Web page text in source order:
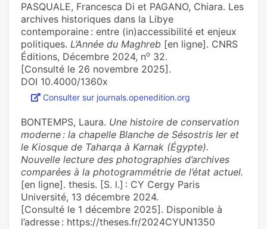
PASQUALE, Francesca Di et PAGANO, Chiara. Les
archives historiques dans la Libye
contemporaine : entre (in)accessibilité et enjeux
politiques. L’Année du Maghreb [en ligne]. CNRS
Éditions, Décembre 2024, no 32.
[Consulté le 26 novembre 2025].
DOI 10.4000/1360x
Consulter sur journals.openedition.org
BONTEMPS, Laura. Une histoire de conservation
moderne : la chapelle Blanche de Sésostris Ier et
le Kiosque de Taharqa à Karnak (Égypte).
Nouvelle lecture des photographies d’archives
comparées à la photogrammétrie de l’état actuel.
[en ligne]. thesis. [S. l.] : CY Cergy Paris
Université, 13 décembre 2024.
[Consulté le 1 décembre 2025]. Disponible à
l’adresse : https://theses.fr/2024CYUN1350